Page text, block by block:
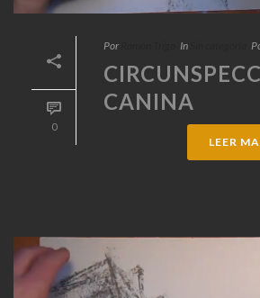
0
Por In
CANINA
LEER